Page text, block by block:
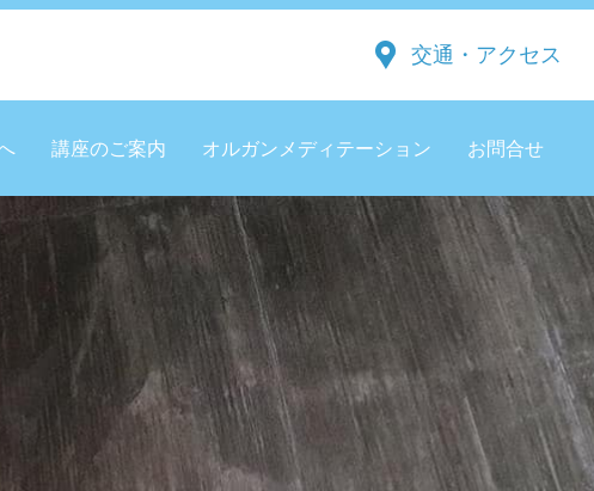
交通・アクセス
講座のご案内 オルガンメディテーション お問合せ